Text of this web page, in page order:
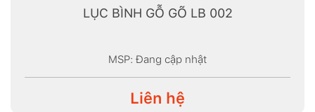
LỤC BÌNH GỖ GÕ LB 002
MSP: Đang cập nhật
Liên hệ